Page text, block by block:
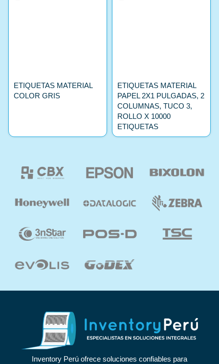
ETIQUETAS MATERIAL
COLOR GRIS
ETIQUETAS MATERIAL
PAPEL 2X1 PULGADAS, 2
COLUMNAS, TUCO 3,
ROLLO X 10000
ETIQUETAS
Inventory Perú ofrece soluciones confiables para